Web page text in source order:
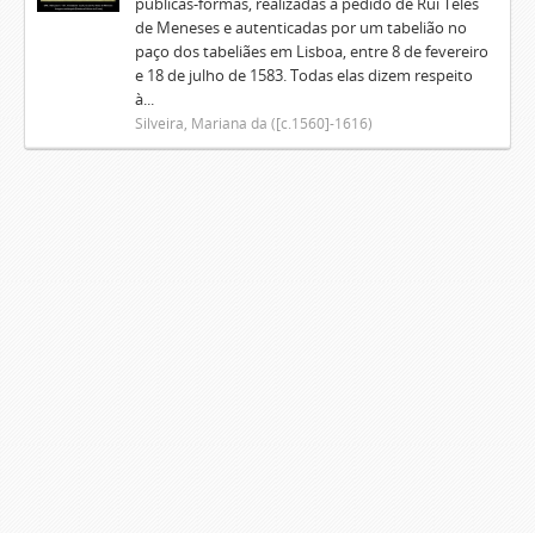
de Meneses e autenticadas por um tabelião no
paço dos tabeliães em Lisboa, entre 8 de fevereiro
e 18 de julho de 1583. Todas elas dizem respeito
à...
Silveira, Mariana da ([c.1560]-1616)